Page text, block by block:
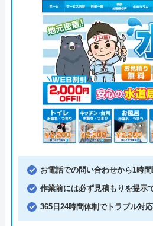
お電話での問い合わせから1時
作業前には必ず見積もりを提示
365日24時間体制でトラブル対応